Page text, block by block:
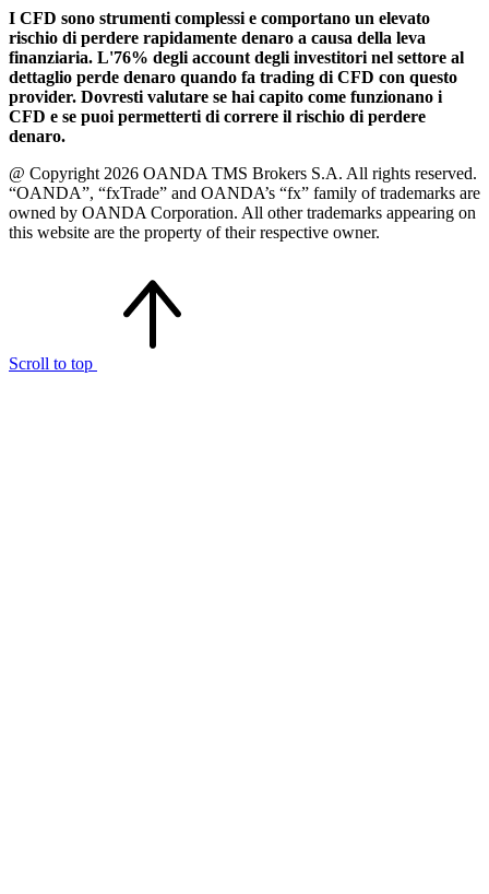
I CFD sono strumenti complessi e comportano un elevato
rischio di perdere rapidamente denaro a causa della leva
finanziaria. L'76% degli account degli investitori nel settore al
dettaglio perde denaro quando fa trading di CFD con questo
provider. Dovresti valutare se hai capito come funzionano i
CFD e se puoi permetterti di correre il rischio di perdere
denaro.
@ Copyright 2026 OANDA TMS Brokers S.A. All rights reserved.
“OANDA”, “fxTrade” and OANDA’s “fx” family of trademarks are
owned by OANDA Corporation. All other trademarks appearing on
this website are the property of their respective owner.
Scroll to top